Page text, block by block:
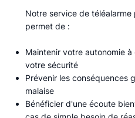
Notre service de téléalarme
permet de :​
Maintenir votre autonomie
votre sécurité
Prévenir les conséquences
malaise
Bénéficier d'une écoute